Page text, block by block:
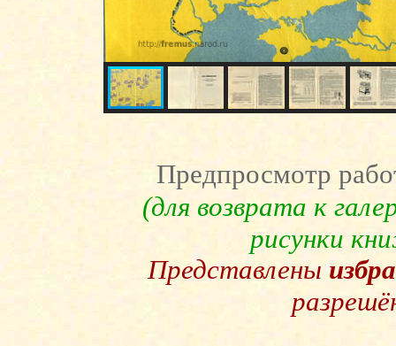
Предпросмотр
(для возврата к
рисунки
Представлены